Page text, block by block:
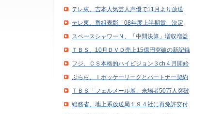
テレ東、吉本人気芸人声優で11月より放送
テレ東、番組表彰「08年度上半期賞」決定
スペースシャワーＮ、「中間決算」増収増益
ＴＢＳ、10月ＤＶＤ売上15億円突破の新記録
フジ、ＣＳ本格的ハイビジョン３ch４月開始
ぷらら、Ｉホッケーリーグとパートナー契約
ＴＢＳ「フェルメール展」来場者50万人突破
総務省、地上系放送局１９４社に再免許交付